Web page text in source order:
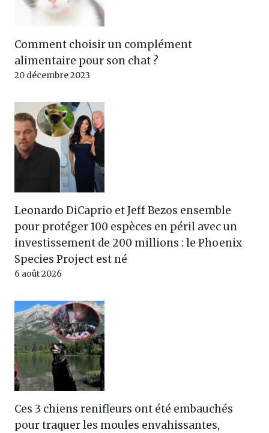
Comment choisir un complément
alimentaire pour son chat ?
20 décembre 2023
Leonardo DiCaprio et Jeff Bezos ensemble
pour protéger 100 espèces en péril avec un
investissement de 200 millions : le Phoenix
Species Project est né
6 août 2026
Ces 3 chiens renifleurs ont été embauchés
pour traquer les moules envahissantes,